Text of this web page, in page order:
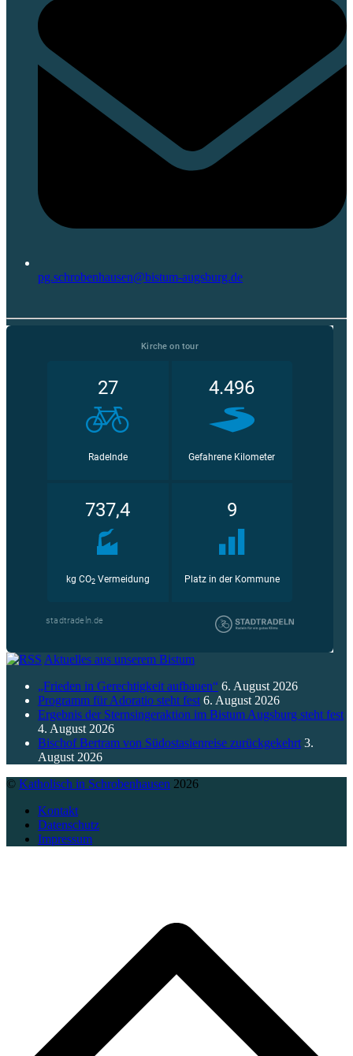
pg.schrobenhausen@bistum-augsburg.de
Aktuelles aus unserem Bistum
„Frieden in Gerechtigkeit aufbauen“ 6. August 2026
Programm für Adoratio steht fest 6. August 2026
Ergebnis der Sternsingeraktion im Bistum Augsburg steht fest
4. August 2026
Bischof Bertram von Südostasienreise zurückgekehrt 3.
August 2026
© Katholisch in Schrobenhausen 2026
Kontakt
Datenschutz
Impressum